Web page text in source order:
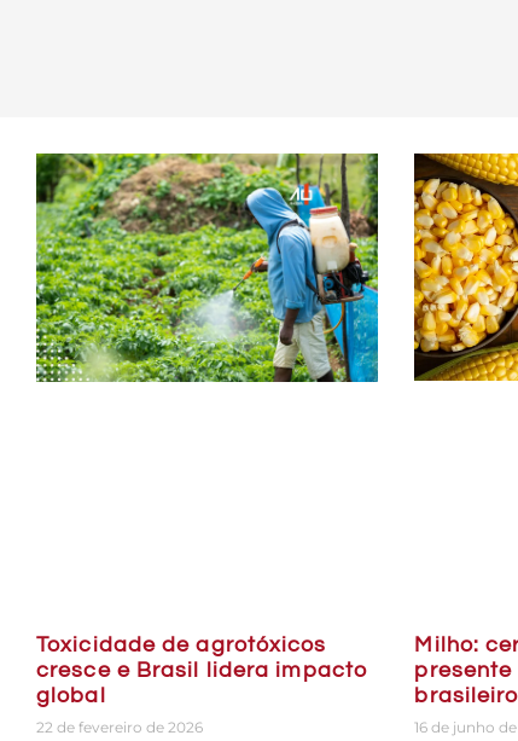
Toxicidade de agrotóxicos
cresce e Brasil lidera impacto
global
22 de fevereiro de 2026
Milho:
presente
16 de junho